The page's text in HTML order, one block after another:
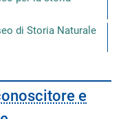
di Storia Naturale
e